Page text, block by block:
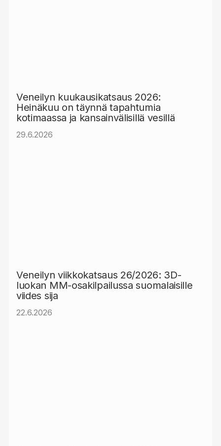
Veneilyn kuukausikatsaus 2026:
Heinäkuu on täynnä tapahtumia
kotimaassa ja kansainvälisillä vesillä
29.6.2026
Veneilyn viikkokatsaus 26/2026: 3D-
luokan MM-osakilpailussa suomalaisille
viides sija
22.6.2026